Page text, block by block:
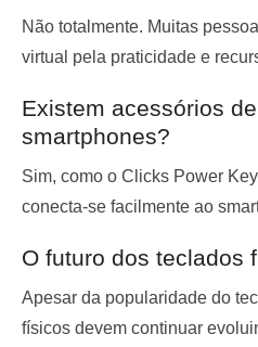
Não totalmente. Muitas
virtual pela praticidade e
Existem acessórios
smartphones?
Sim, como o Clicks Power
conecta-se facilmente ao
O futuro dos teclados
Apesar da popularidade do
físicos devem continuar